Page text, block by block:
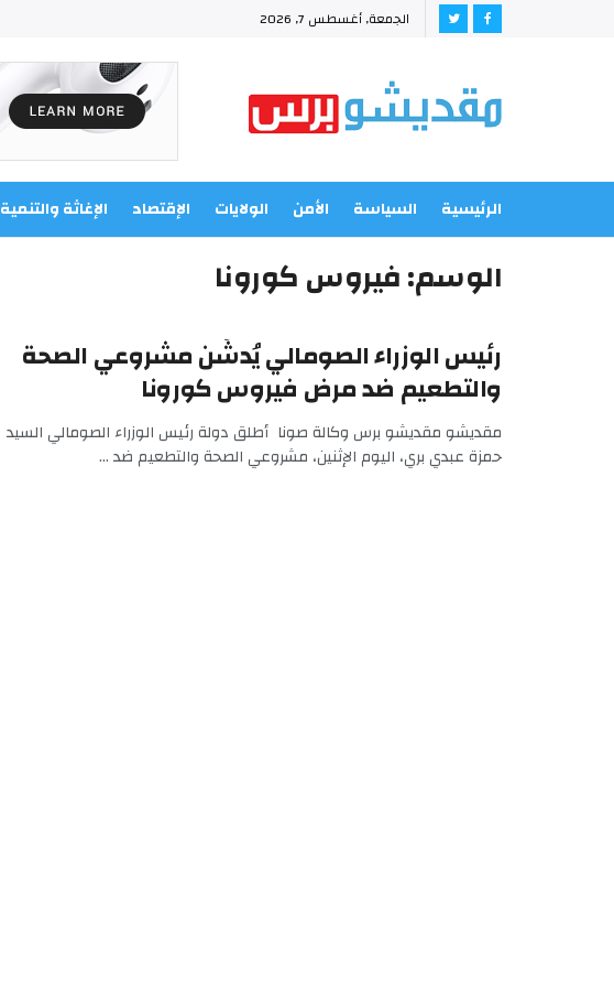
الجمعة, أغسطس 7, 2026
الرئيسية السياسة الأمن الولايات الإقتصاد الإغاثة والتنمية
الوسم:فيروس كورونا
رئيس الوزراء الصومالي يُدشّن مشروعي الصحة
والتطعيم ضد مرض فيروس كورونا
مقديشو مقديشو برس وكالة صونا أطلق دولة رئيس الوزراء الصومالي السيد
حمزة عبدي بري، اليوم الإثنين، مشروعي الصحة والتطعيم ضد ...